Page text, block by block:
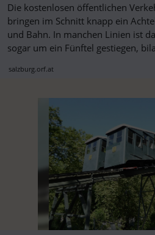
Die kostenlosen öffentlichen
bringen im Schnitt knapp ein
und Bahn. In manchen Linien ist
sogar um ein Fünftel gestiegen,
salzburg.orf.at